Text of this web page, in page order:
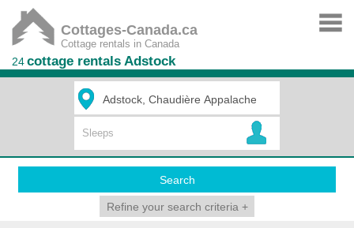
Cottages-Canada.ca
Cottage rentals in Canada
24cottage rentals Adstock
Search
Refine your search criteria +